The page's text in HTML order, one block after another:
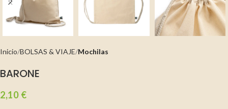
Inicio BOLSAS & VIAJE Mochilas
BARONE
2,10 €